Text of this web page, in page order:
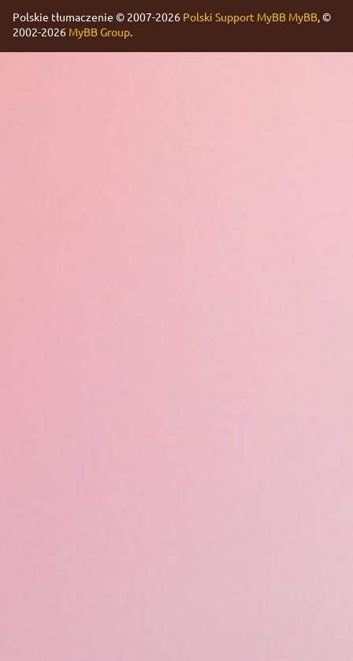
Polskie tłumaczenie © 2007-2026 Polski Support MyBB MyBB, ©
2002-2026 MyBB Group.